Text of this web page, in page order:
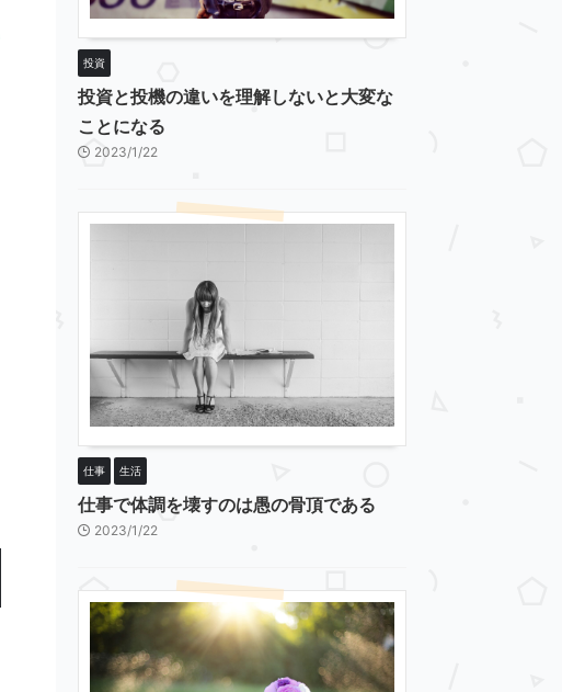
投資
投資と投機の違いを理解しないと大変な
ことになる
2023/1/22
仕事 生活
仕事で体調を壊すのは愚の骨頂である
2023/1/22